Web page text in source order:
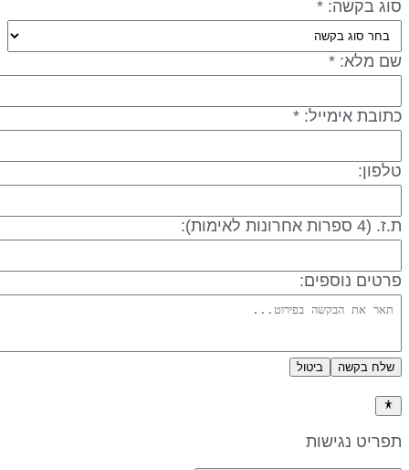
בקשה: *
מלא: *
אימייל: *
ספרות אחרונות לאימות):
נוספים:
שלח בקשה ביטול
נגישות